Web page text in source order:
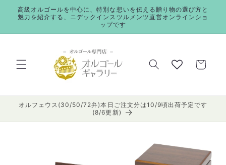
ンツに
進む
高級オルゴールを中心に、特別な想いを伝える贈り物の選び方と
魅力を紹介する、ニデックインスツルメンツ直営オンラインショ
ップです
ー
オルフェウス(30/50/72弁)本日ご注文分は10/9頃出荷予定です
(8/6更新)